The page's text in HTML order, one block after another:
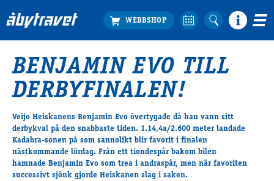
Köp biljett
Travprogrammet
Bra att veta
Restauranger
Catering by Lyon
Hotell nära oss
BENJAMIN EVO TILL
DERBYFINALEN!
Veijo Heiskanens Benjamin Evo övertygade då han vann sitt
derbykval på den snabbaste tiden. 1.14,4a/2.600 meter landade
Kadabra-sonen på som sannolikt blir favorit i finalen
nästkommande lördag. Från ett tiondespår bakom bilen
hamnade Benjamin Evosom trea i andraspår, men när favoriten
successivt sjönk gjorde Heiskanen slag i saken.